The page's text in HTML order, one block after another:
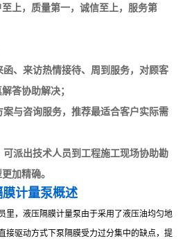
上，质量第一，诚信至上，服务第
函、来访热情接待、周到服务，对顾客
答协助解决；
案与咨询服务，推荐最适合客户实际需
可派出技术人员到工程施工现场协助勘
加精确。
计量泵概述
里，液压隔膜计量泵由于采用了液压油均匀地
接驱动方式下泵隔膜受力过分集中的缺点，提